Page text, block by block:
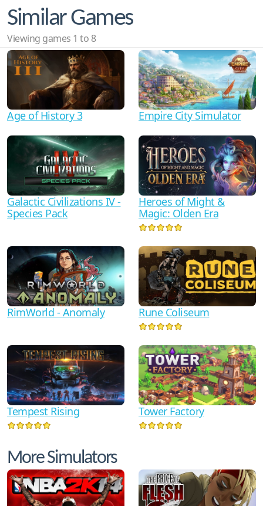
Similar Games
Viewing games 1 to 8
Age of History 3 Empire City Simulator
Galactic Civilizations IV -
Species Pack
Heroes of Might &
Magic: Olden Era
RimWorld - Anomaly Rune Coliseum
Tempest Rising Tower Factory
More Simulators